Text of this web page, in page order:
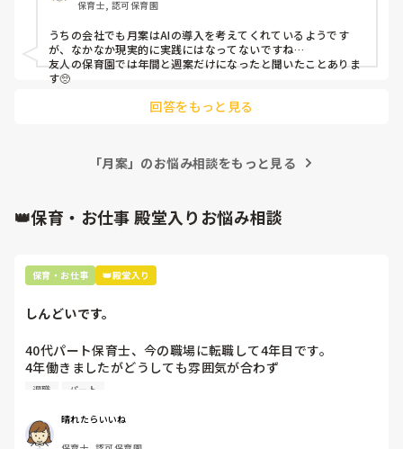
保育士, 認可保育園
うちの会社でも月案はAIの導入を考えてくれているようです
が、なかなか現実的に実践にはなってないですね…
友人の保育園では年間と週案だけになったと聞いたことありま
す🥺
回答をもっと見る
「月案」のお悩み相談をもっと見る
👑保育・お仕事 殿堂入りお悩み相談
保育・お仕事 👑殿堂入り
しんどいです。
40代パート保育士、今の職場に転職して4年目です。
4年働きましたがどうしても雰囲気が合わず
退職しようと思っています。
周りの職員は、勤続10年以上から何十年という先生がほとん
どです。
退職 パート
晴れたらいいね